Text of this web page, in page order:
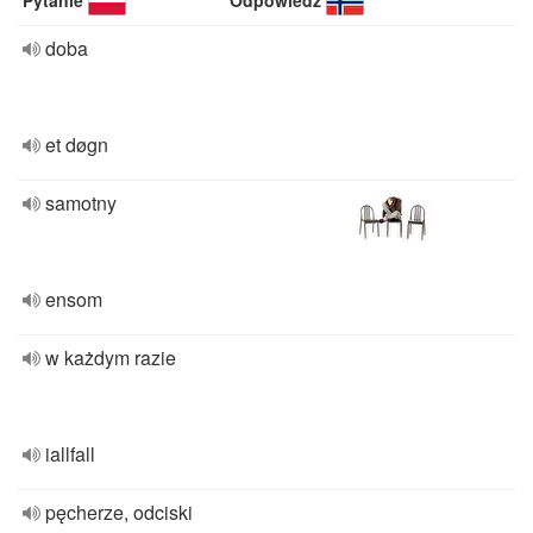
doba
et døgn
samotny
ensom
w każdym razie
iallfall
pęcherze, odciski